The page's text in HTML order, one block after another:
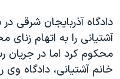
صفحه‌های ویژه
سفر پرزیدنت ترامپ به چین
محکوم کرد اما در جریان
خانم آشتیانی، دادگاه